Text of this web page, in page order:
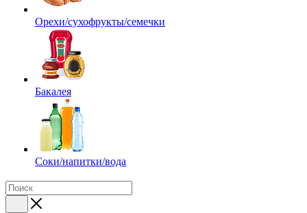
Орехи/сухофрукты/семечки
Бакалея
Соки/напитки/вода